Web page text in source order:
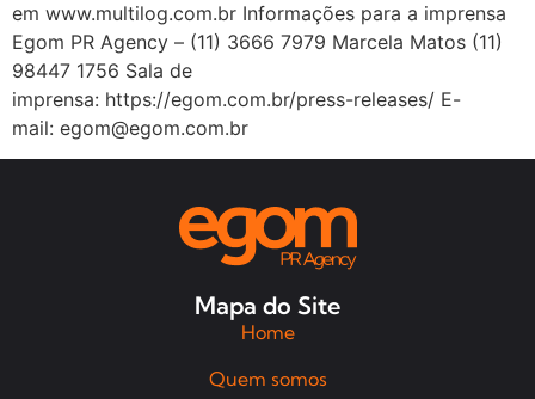
em www.multilog.com.br Informações para a imprensa
Egom PR Agency – (11) 3666 7979 Marcela Matos (11)
98447 1756 Sala de
imprensa: https://egom.com.br/press-releases/ E-
mail: egom@egom.com.br
Mapa do Site
Home
Quem somos